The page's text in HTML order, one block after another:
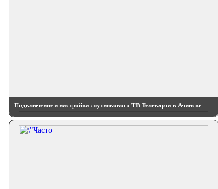
Подключение и настройка спутникового ТВ Телекарта в Ачинске